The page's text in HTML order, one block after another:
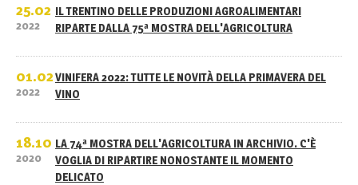
25.02
2022
IL TRENTINO DELLE PRODUZIONI AGROALIMENTARI
RIPARTE DALLA 75ª MOSTRA DELL'AGRICOLTURA
01.02
2022
VINIFERA 2022: TUTTE LE NOVITÀ DELLA PRIMAVERA DEL
VINO
18.10
2020
LA 74ª MOSTRA DELL'AGRICOLTURA IN ARCHIVIO. C'È
VOGLIA DI RIPARTIRE NONOSTANTE IL MOMENTO
DELICATO